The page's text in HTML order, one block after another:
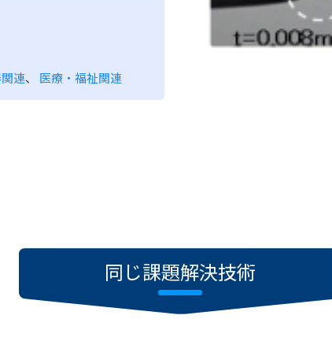
連、 医療・福祉関連
同じ課題解決技術